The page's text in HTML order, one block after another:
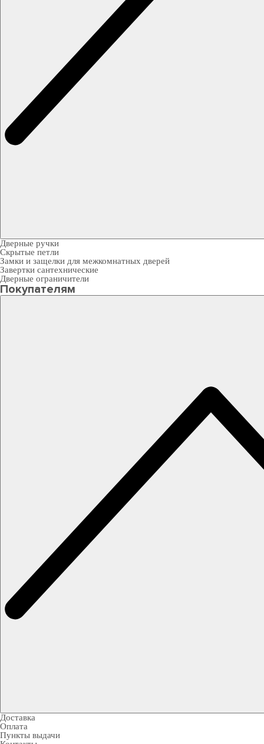
Дверные ручки
Скрытые петли
Замки и защелки для межкомнатных дверей
Завертки сантехнические
Дверные ограничители
Покупателям
Доставка
Оплата
Пункты выдачи